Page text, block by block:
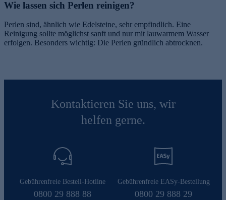
Wie lassen sich Perlen reinigen?
Perlen sind, ähnlich wie Edelsteine, sehr empfindlich. Eine
Reinigung sollte möglichst sanft und nur mit lauwarmem Wasser
erfolgen. Besonders wichtig: Die Perlen gründlich abtrocknen.
Kontaktieren Sie uns, wir
helfen gerne.
Gebührenfreie Bestell-Hotline
0800 29 888 88
Gebührenfreie EASy-Bestellung
0800 29 888 29